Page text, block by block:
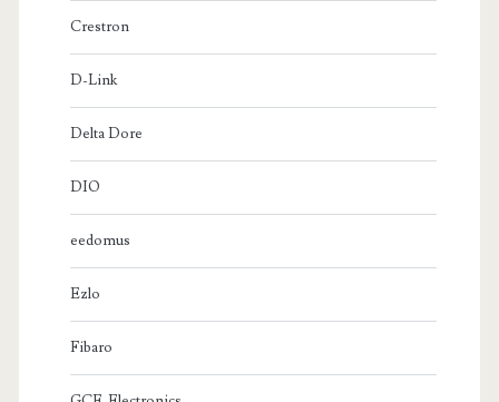
Crestron
D-Link
Delta Dore
DIO
eedomus
Ezlo
Fibaro